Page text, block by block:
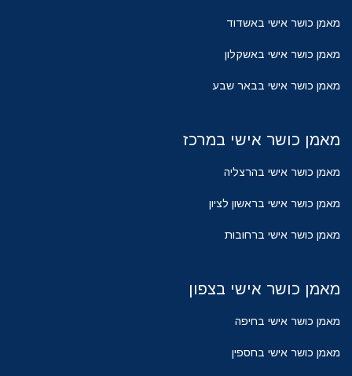
מאמן כושר אישי באשדוד
מאמן כושר אישי באשקלון
מאמן כושר אישי בבאר שבע
מאמן כושר אישי במרכז
מאמן כושר אישי בהרצליה
מאמן כושר אישי בראשון לציון
מאמן כושר אישי ברחובות
מאמן כושר אישי בצפון
מאמן כושר אישי בחיפה
מאמן כושר אישי בחספין